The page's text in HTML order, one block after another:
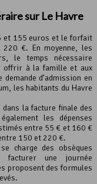
sur Le Havre
et 155 euros et le forfait
€. En moyenne, les
le temps nécessaire
offrir à la famille et aux
d’admission en
les habitants du Havre
la facture finale des
les dépenses
entre 55 € et 160 €
150 et 220 €.
charge des obsèques
facturer une journée
proposent des formules